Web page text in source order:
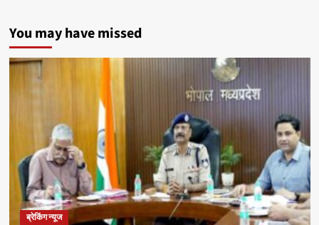
You may have missed
ब्रेकिंग न्यूज